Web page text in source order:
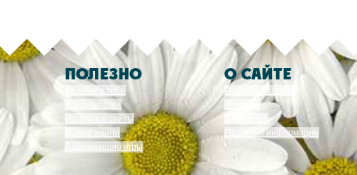
ПОЛЕЗНО
От меня к тебе
Консультации
Полезные сайты
Выбор имени
Развивающие игры
О САЙТЕ
Реклама на сайте
Правовая информация